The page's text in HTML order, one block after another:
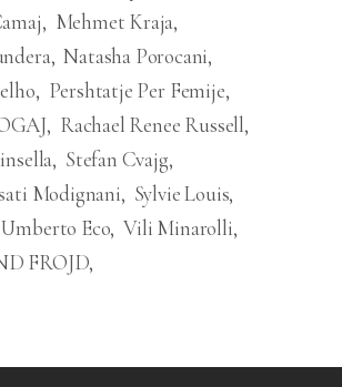
Mehmet Kraja
Natasha Porocani
Pershtatje Per Femije
Rachael Renee Russell
Stefan Cvajg
Modignani
Sylvie Louis
Umberto Eco Vili Minarolli
FROJD